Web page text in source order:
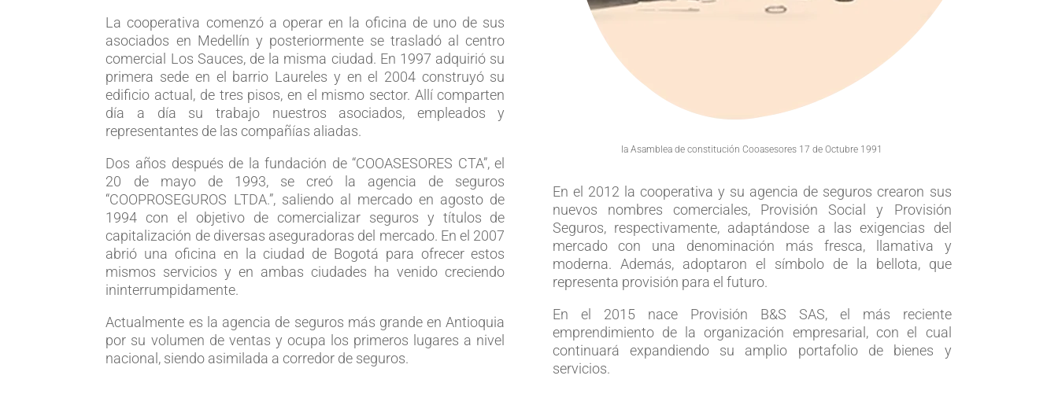
La cooperativa comenzó a operar en la oficina de uno de sus
asociados en Medellín y posteriormente se trasladó al centro
comercial Los Sauces, de la misma ciudad. En 1997 adquirió su
primera sede en el barrio Laureles y en el 2004 construyó su
edificio actual, de tres pisos, en el mismo sector. Allí comparten
día a día su trabajo nuestros asociados, empleados y
representantes de las compañías aliadas.
Dos años después de la fundación de “COOASESORES CTA”, el
20 de mayo de 1993, se creó la agencia de seguros
“COOPROSEGUROS LTDA.”, saliendo al mercado en agosto de
1994 con el objetivo de comercializar seguros y títulos de
capitalización de diversas aseguradoras del mercado. En el 2007
abrió una oficina en la ciudad de Bogotá para ofrecer estos
mismos servicios y en ambas ciudades ha venido creciendo
ininterrumpidamente.
Actualmente es la agencia de seguros más grande en Antioquia
por su volumen de ventas y ocupa los primeros lugares a nivel
nacional, siendo asimilada a corredor de seguros.
laAsamblea de constitución Cooasesores 17 de Octubre 1991
En el 2012 la cooperativa y su agencia de seguros crearon sus
nuevos nombres comerciales, Provisión Social y Provisión
Seguros, respectivamente, adaptándose a las exigencias del
mercado con una denominación más fresca, llamativa y
moderna. Además, adoptaron el símbolo de la bellota, que
representa provisión para el futuro.
En el 2015 nace Provisión B&S SAS, el más reciente
emprendimiento de la organización empresarial, con el cual
continuará expandiendo su amplio portafolio de bienes y
servicios.